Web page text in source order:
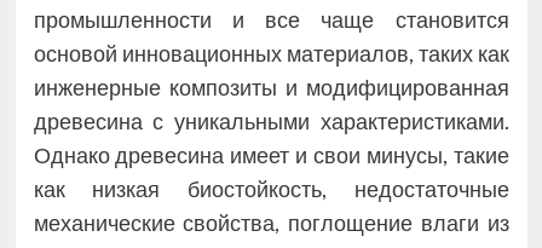
промышленности и все чаще становится
основой инновационных материалов, таких как
инженерные композиты и модифицированная
древесина с уникальными характеристиками.
Однако древесина имеет и свои минусы, такие
как низкая биостойкость, недостаточные
механические свойства, поглощение влаги из